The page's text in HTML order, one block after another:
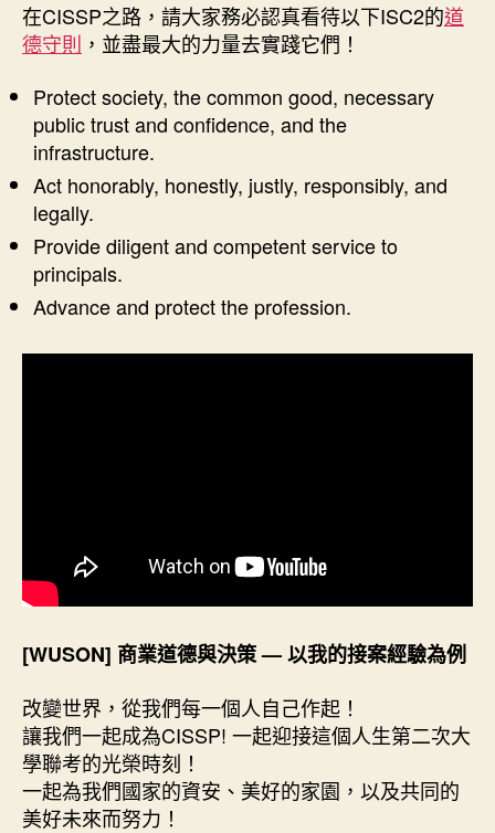
在CISSP之路，請大家務必認真看待以下ISC2的道
德守則 ，並盡最大的力量去實踐它們！
Protect society, the common good, necessary
public trust and confidence, and the
infrastructure.
Act honorably, honestly, justly, responsibly, and
legally.
Provide diligent and competent service to
principals.
Advance and protect the profession.
[WUSON] 商業道德與決策 — 以我的接案經驗為例
改變世界，從我們每一個人自己作起！
讓我們一起成為CISSP! 一起迎接這個人生第二次大
學聯考的光榮時刻！
一起為我們國家的資安、美好的家園，以及共同的
美好未來而努力！